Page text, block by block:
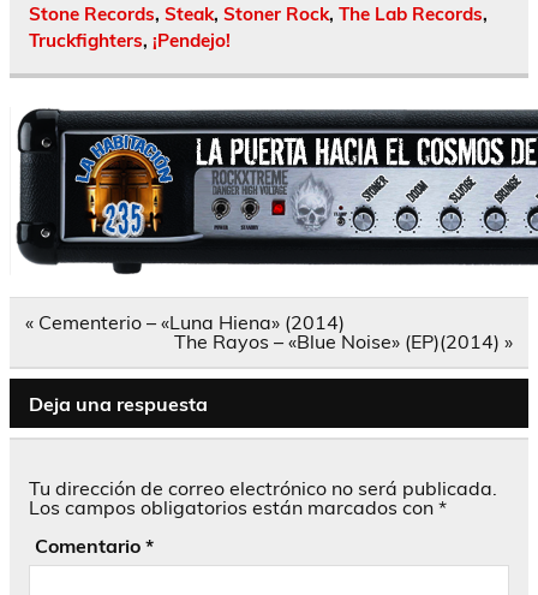
Stone Records, Steak, Stoner Rock, The Lab Records,
Truckfighters, ¡Pendejo!
Navegación
« Cementerio – «Luna Hiena» (2014)
The Rayos – «Blue Noise» (EP)(2014) »
Deja una respuesta
Tu dirección de correo electrónico no será publicada.
Los campos obligatorios están marcados con *
Comentario *